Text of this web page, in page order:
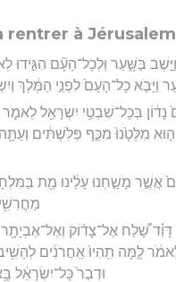
rentrer à Jérusalem
בַּשָּׁ֑עַר וּֽלְכָל־הָעָ֞ם הִגִּ֣ידוּ
וַיָּבֹ֤א כָל־הָעָם֙ לִפְנֵ֣י הַמֶּ֔לֶךְ
נָד֔וֹן בְּכָל־שִׁבְטֵ֥י יִשְׂרָאֵ֖ל
וְה֤וּא מִלְּטָ֙נוּ֙ מִכַּ֣ף פְּלִשְׁתִּ֔ים
אֲשֶׁ֣ר מָשַׁ֣חְנוּ עָלֵ֔ינוּ מֵ֖ת
דָּוִ֗ד שָׁ֠לַח אֶל־צָד֨וֹק
לֵאמֹ֔ר לָ֤מָּה תִֽהְיוּ֙ אַֽחֲרֹנִ֔ים
וּדְבַר֙ כָּל־יִשְׂרָאֵ֔ל